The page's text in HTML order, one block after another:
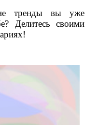
тренды вы уже
Делитесь своими